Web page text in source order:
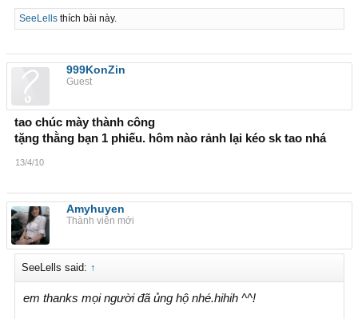
SeeLellsthích bài này.
999KonZin
Guest
tao chúc mày thành công
tặng thằng bạn 1 phiếu. hôm nào rảnh lại kéo sk tao nhá
13/4/10
Amyhuyen
Thành viên mới
SeeLells said: ↑
em thanks mọi người đã ủng hộ nhé.hihih ^^!